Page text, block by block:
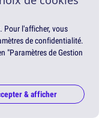
Pour l'afficher, vous
de confidentialité.
"Paramètres de Gestion
& afficher